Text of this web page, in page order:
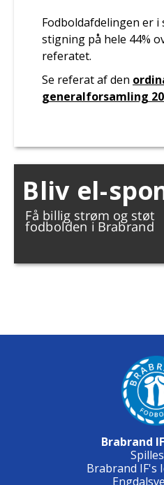
Fodboldafdelingen er
stigning på hele 44%
referatet.
Se referat af den
generalforsamling
Brabrand
Brabrand